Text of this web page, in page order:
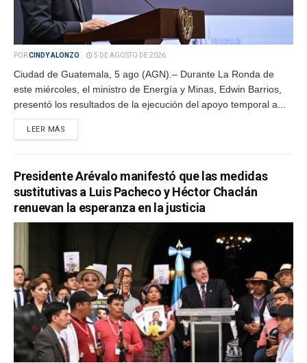
PORCINDY ALONZO 5 DE AGOSTO DE 2026
Ciudad de Guatemala, 5 ago (AGN).– Durante La Ronda de
este miércoles, el ministro de Energía y Minas, Edwin Barrios,
presentó los resultados de la ejecución del apoyo temporal a...
LEER MÁS
Presidente Arévalo manifestó que las medidas
sustitutivas a Luis Pacheco y Héctor Chaclán
renuevan la esperanza en la justicia